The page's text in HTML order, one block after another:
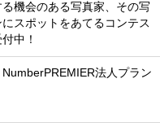
機会のある写真家、その写
スポットをあてるコンテス
中！
NumberPREMIER法人プラン